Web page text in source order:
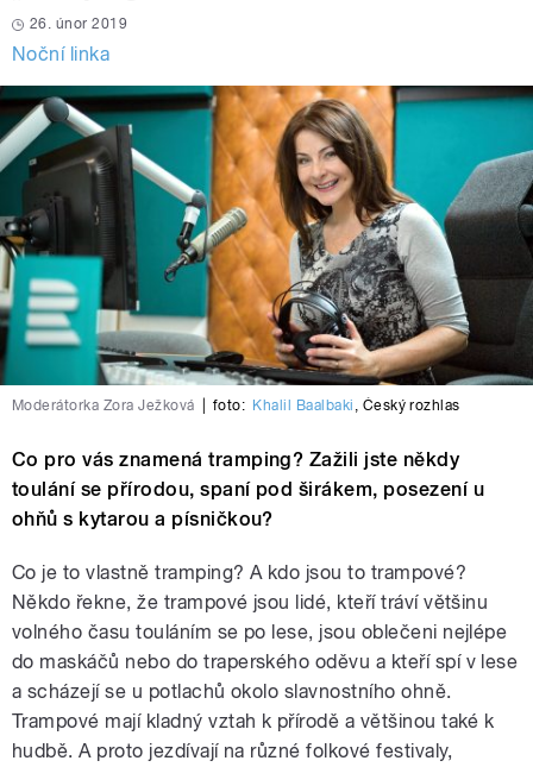
26. únor 2019
Noční linka
Moderátorka Zora Ježková foto: Khalil Baalbaki Český rozhlas
Co pro vás znamená tramping? Zažili jste někdy
toulání se přírodou, spaní pod širákem, posezení u
ohňů s kytarou a písničkou?
Co je to vlastně tramping? A kdo jsou to trampové?
Někdo řekne, že trampové jsou lidé, kteří tráví většinu
volného času touláním se po lese, jsou oblečeni nejlépe
do maskáčů nebo do traperského oděvu a kteří spí v lese
a scházejí se u potlachů okolo slavnostního ohně.
Trampové mají kladný vztah k přírodě a většinou také k
hudbě. A proto jezdívají na různé folkové festivaly,